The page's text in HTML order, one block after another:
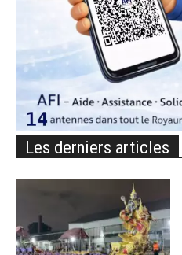
Les derniers articles